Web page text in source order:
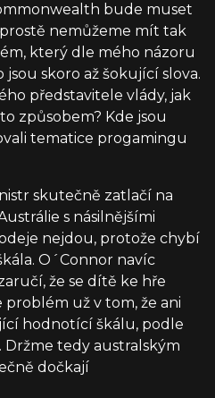
bude muset
nemůžeme mít tak
který dle mého názoru
skoro až šokující slova.
představitele vlády, jak
způsobem? Kde jsou
tematice progamingu
skutečně zatlačí na
s násilnějšími
nejdou, protože chybí
O´Connor navíc
že se dítě ke hře
problém už v tom, že ani
hodnotící škálu, podle
Držme tedy australským
dočkají